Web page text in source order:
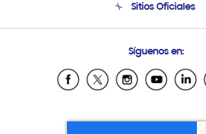
Condiciones de Compra
Soporte vía eMail
Sitios Oficiales
Samsung Ecuador
Samsung El Salvador
Samsung Honduras
Síguenos en: